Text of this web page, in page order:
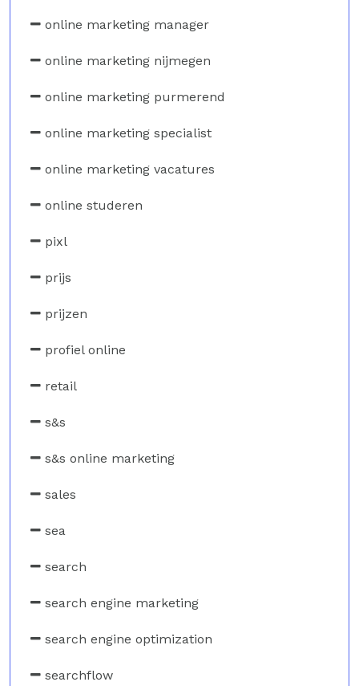
online marketing manager
online marketing nijmegen
online marketing purmerend
online marketing specialist
online marketing vacatures
online studeren
pixl
prijs
prijzen
profiel online
retail
s&s
s&s online marketing
sales
sea
search
search engine marketing
search engine optimization
searchflow